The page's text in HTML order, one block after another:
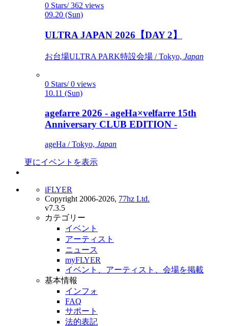
0 Stars/ 362 views
09.20 (Sun)
ULTRA JAPAN 2026【DAY 2】
お台場ULTRA PARK特設会場 / Tokyo, Japan
0 Stars/ 0 views
10.11 (Sun)
agefarre 2026 - ageHa×velfarre 15th
Anniversary CLUB EDITION -
ageHa / Tokyo, Japan
更にイベントを表示
iFLYER
Copyright 2006-2026, 77hz Ltd.
v7.3.5
カテゴリー
イベント
アーティスト
ニュース
myFLYER
イベント、アーティスト、会場を掲載
基本情報
インフォ
FAQ
サポート
法的表記